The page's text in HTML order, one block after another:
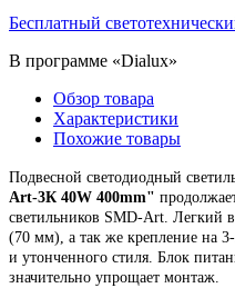
Бесплатный
В программе «Dialux»
Обзор товара
Характеристики
Похожие товары
Подвесной светодиодный
Art-3К 40W 400mm"
светильников SMD-Art. Легкий
(70 мм), а так же крепление на
и утонченного стиля. Блок
значительно упрощает монтаж.